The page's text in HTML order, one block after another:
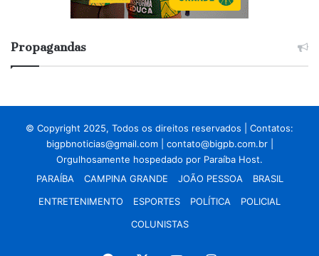
Propagandas
© Copyright 2025, Todos os direitos reservados | Contatos:
bigpbnoticias@gmail.com
contato@bigpb.com.br
Orgulhosamente hospedado por Paraíba Host.
PARAÍBA
CAMPINA GRANDE JOÃO PESSOA
BRASIL
ENTRETENIMENTO
ESPORTES POLÍTICA
POLICIAL
COLUNISTAS